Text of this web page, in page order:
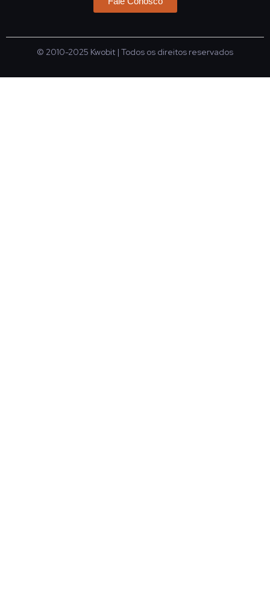
© 2010-2025 Kwobit | Todos os direitos reservados